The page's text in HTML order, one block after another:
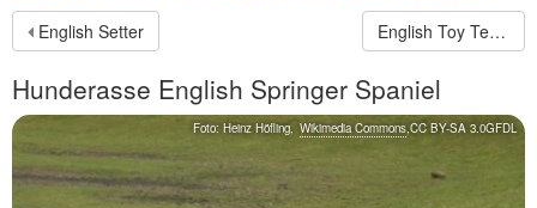
English Setter
English Toy Terrier
Hunderasse English Springer Spaniel
Foto: Heinz Höfling, Wikimedia Commons,CC BY-SA 3.0GFDL